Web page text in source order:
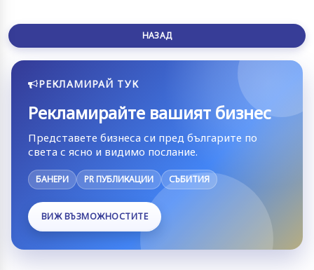
НАЗАД
РЕКЛАМИРАЙ ТУК
Рекламирайте вашият бизнес
Представете бизнеса си пред българите по
света с ясно и видимо послание.
БАНЕРИ PR ПУБЛИКАЦИИ СЪБИТИЯ
ВИЖ ВЪЗМОЖНОСТИТЕ